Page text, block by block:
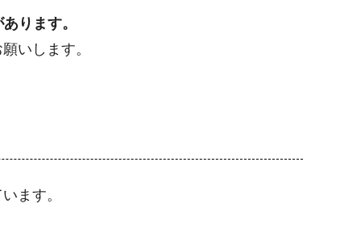
ります。
いします。
ます。